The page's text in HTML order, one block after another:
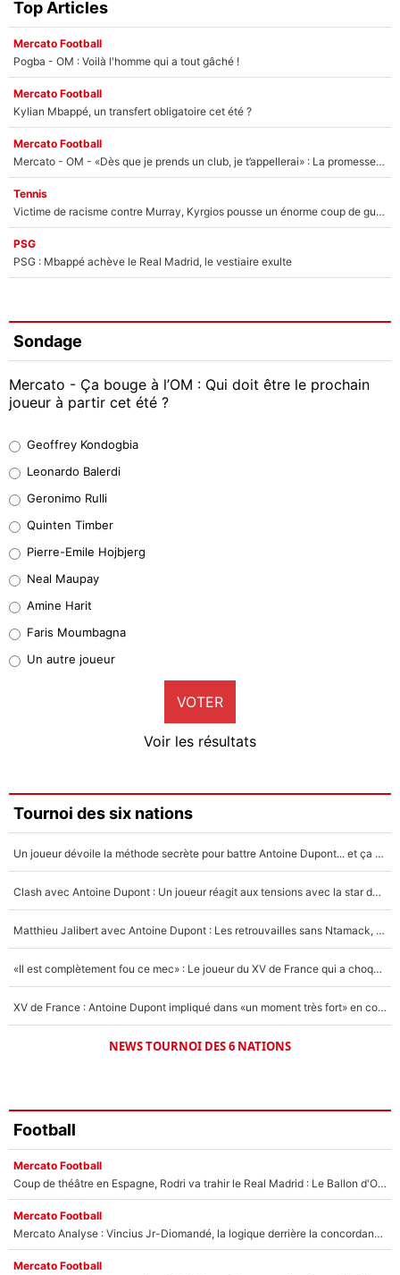
Top Articles
Mercato Football
Pogba - OM : Voilà l'homme qui a tout gâché !
Mercato Football
Kylian Mbappé, un transfert obligatoire cet été ?
Mercato Football
Mercato - OM - «Dès que je prends un club, je t’appellerai» : La promesse de Marcelino au moment de claquer la porte
Tennis
Victime de racisme contre Murray, Kyrgios pousse un énorme coup de gueule !
PSG
PSG : Mbappé achève le Real Madrid, le vestiaire exulte
Sondage
Mercato - Ça bouge à l’OM : Qui doit être le prochain
joueur à partir cet été ?
38%
32%
5%
1%
9%
Faris Moumbagna
5%
Un autre joueur
5%
Geoffrey Kondogbia
Leonardo Balerdi
Geronimo Rulli
Quinten Timber
Pierre-Emile Hojbjerg
Neal Maupay
Amine Harit
Faris Moumbagna
Un autre joueur
VOTER
Voir les résultats
Tournoi des six nations
Un joueur dévoile la méthode secrète pour battre Antoine Dupont... et ça marche !
Clash avec Antoine Dupont : Un joueur réagit aux tensions avec la star du XV de France !
Matthieu Jalibert avec Antoine Dupont : Les retrouvailles sans Ntamack, «il y a eu des discussions»
«Il est complètement fou ce mec» : Le joueur du XV de France qui a choqué Matthieu Jalibert !
XV de France : Antoine Dupont impliqué dans «un moment très fort» en coulisses
NEWS TOURNOI DES 6 NATIONS
Football
Mercato Football
Coup de théâtre en Espagne, Rodri va trahir le Real Madrid : Le Ballon d'Or a choisi de signer au FC Barcelone !
Mercato Football
Mercato Analyse : Vincius Jr-Diomandé, la logique derrière la concordance des temps
Mercato Football